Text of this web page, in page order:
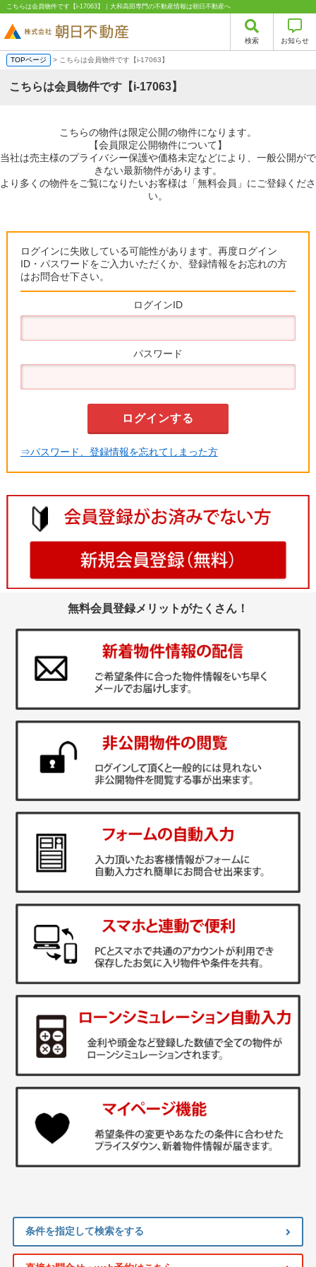
こちらは会員物件です【i-17063】｜大和高田専門の不動産情報は朝日不動産へ
検索 お知らせ
TOPページ > こちらは会員物件です【i-17063】
こちらは会員物件です【i-17063】
こちらの物件は限定公開の物件になります。
【会員限定公開物件について】
当社は売主様のプライバシー保護や価格未定などにより、一般公開がで
きない最新物件があります。
より多くの物件をご覧になりたいお客様は「無料会員」にご登録くださ
い。
ログインに失敗している可能性があります。再度ログイン
ID・パスワードをご入力いただくか、登録情報をお忘れの方
はお問合せ下さい。
ログインID
パスワード
⇒パスワード、登録情報を忘れてしまった方
無料会員登録メリットがたくさん！
条件を指定して検索をする